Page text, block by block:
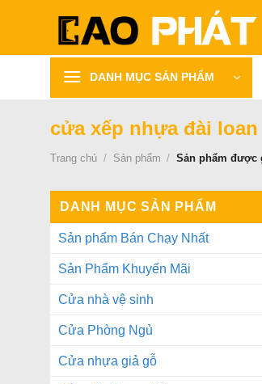
DANH MỤC SẢN PHẨM
cửa xếp nhựa đài loan
Trang chủ / Sản phẩm / Sản phẩm được
DANH MỤC SẢN PHẨM
Sản phẩm Bán Chạy Nhất
Sản Phẩm Khuyến Mãi
Cửa nhà vệ sinh
Cửa Phòng Ngủ
Cửa nhựa giả gỗ